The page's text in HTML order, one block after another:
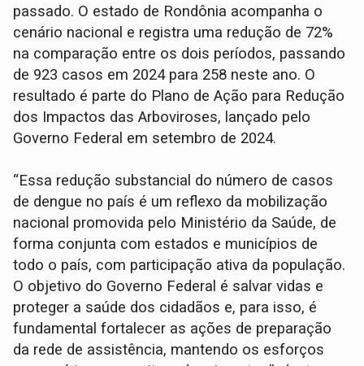
passado. O estado de Rondônia acompanha o
cenário nacional e registra uma redução de 72%
na comparação entre os dois períodos, passando
de 923 casos em 2024 para 258 neste ano. O
resultado é parte do Plano de Ação para Redução
dos Impactos das Arboviroses, lançado pelo
Governo Federal em setembro de 2024.
“Essa redução substancial do número de casos
de dengue no país é um reflexo da mobilização
nacional promovida pelo Ministério da Saúde, de
forma conjunta com estados e municípios de
todo o país, com participação ativa da população.
O objetivo do Governo Federal é salvar vidas e
proteger a saúde dos cidadãos e, para isso, é
fundamental fortalecer as ações de preparação
da rede de assistência, mantendo os esforços